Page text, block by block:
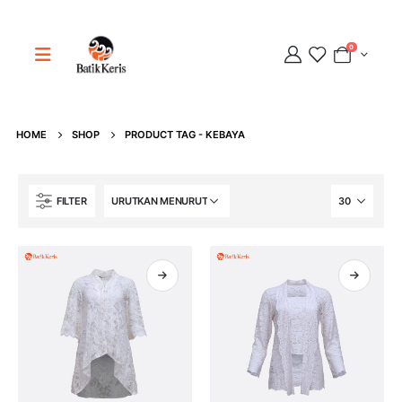
0
HOME SHOP PRODUCT TAG - KEBAYA
FILTER
Online